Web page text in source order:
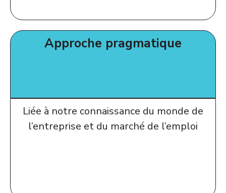
Approche pragmatique
Liée à notre connaissance du monde de
l’entreprise et du marché de l’emploi